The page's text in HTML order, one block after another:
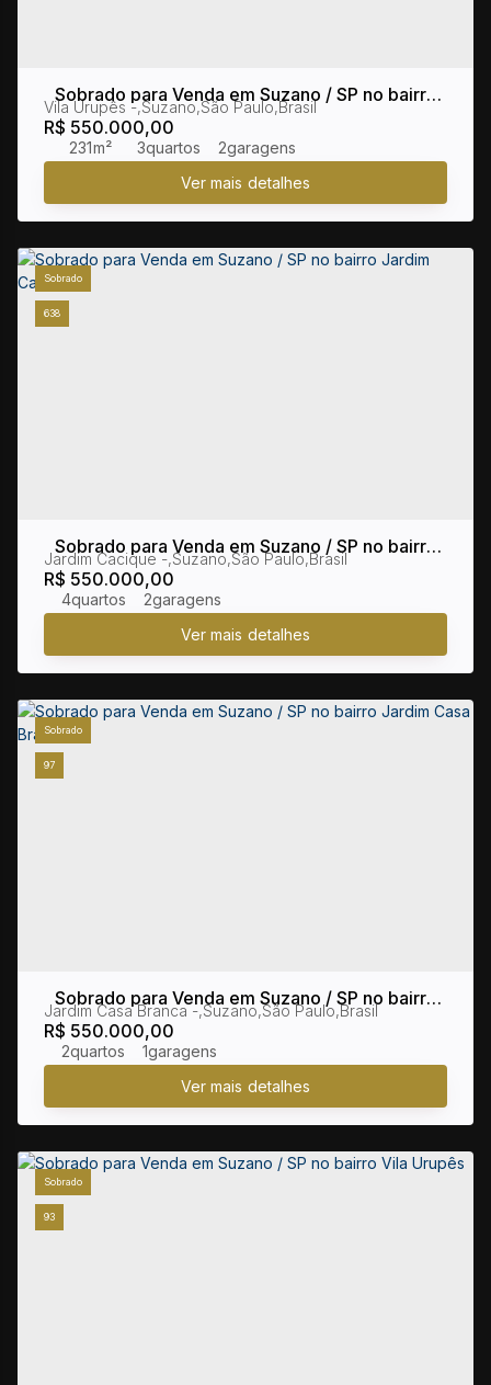
Sobrado para Venda em Suzano / SP no bairro
Vila Urupês
R$ 550.000,00
Vila Urupês ,Suzano,São Paulo,Brasil
3
231m² 2
638
Sobrado
Sobrado para Venda em Suzano / SP no bairro
Jardim Cacique
R$ 550.000,00
Jardim Cacique ,Suzano,São Paulo,Brasil
4 2
97
Sobrado
Sobrado para Venda em Suzano / SP no bairro
Jardim Casa Branca
R$ 550.000,00
Jardim Casa Branca ,Suzano,São Paulo,Brasil
2 1
93
Sobrado